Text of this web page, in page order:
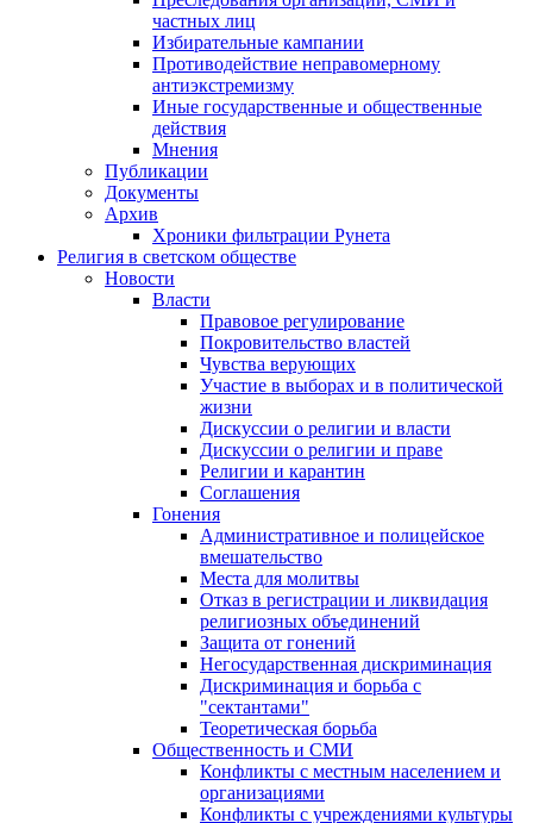
частных лиц
Избирательные кампании
Противодействие неправомерному
антиэкстремизму
Иные государственные и общественные
действия
Мнения
Публикации
Документы
Архив
Хроники фильтрации Рунета
Религия в светском обществе
Новости
Власти
Правовое регулирование
Покровительство властей
Чувства верующих
Участие в выборах и в политической
жизни
Дискуссии о религии и власти
Дискуссии о религии и праве
Религии и карантин
Соглашения
Гонения
Административное и полицейское
вмешательство
Места для молитвы
Отказ в регистрации и ликвидация
религиозных объединений
Защита от гонений
Негосударственная дискриминация
Дискриминация и борьба с
"сектантами"
Теоретическая борьба
Общественность и СМИ
Конфликты с местным населением и
организациями
Конфликты с учреждениями культуры